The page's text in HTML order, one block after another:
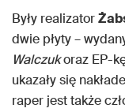
Były realizator
dwie płyty –
Walczukoraz EP-
ukazały się
raper jest także